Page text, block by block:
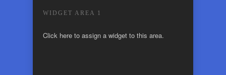
WIDGET AREA 1
Click here to assign a widget to this area.